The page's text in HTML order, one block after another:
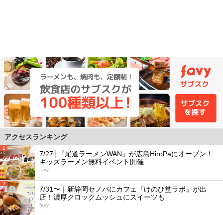
アクセスランキング
1
7/27│『尾道ラーメンWAN』が広島HiroPaにオープン！
キッズラーメン無料イベント開催
favy
2
7/31〜｜新静岡セノバにカフェ『けのひ堂ラボ』が出
店！濃厚クロックムッシュにスイーツも
favy